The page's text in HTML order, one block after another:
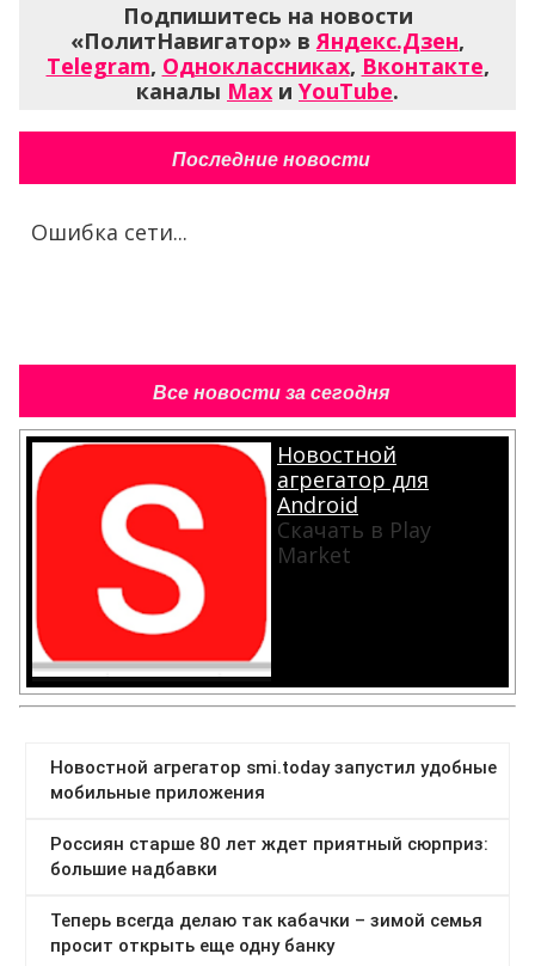
Подпишитесь на новости
«ПолитНавигатор» вЯндекс.Дзен,
Telegram, Одноклассниках, Вконтакте,
каналы Max и YouTube.
Последние новости
Ошибка сети...
Все новости за сегодня
Новостной
агрегатор для
Android
Скачать в Play
Market